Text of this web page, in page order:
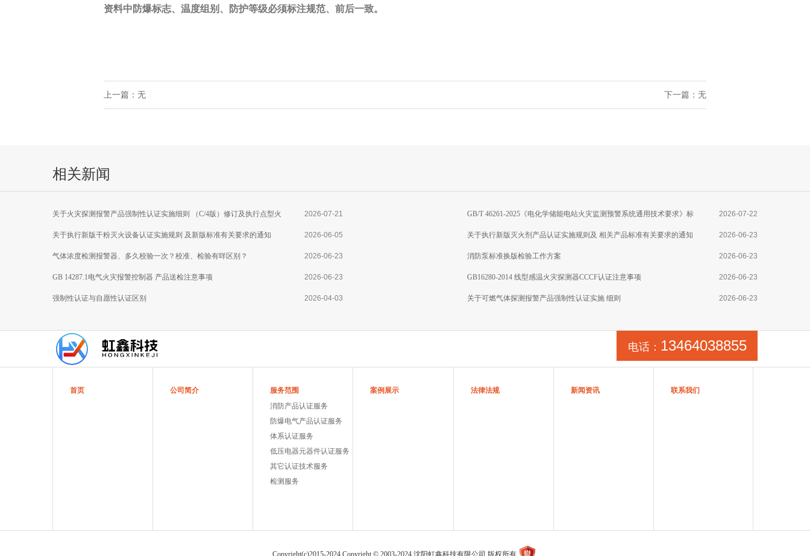
资料中 防爆标志、温度组别、防护等级必须标注规范、前后一致。
上一篇：无 下一篇：无
相关新闻
关于火灾探测报警产品强制性认证实施细则 （C/4版）修订及执行点型火
焰探测器产品新版 国家标准有关要求的通知
2026-07-21
关于执行新版干粉灭火设备认证实施规则 及新版标准有关要求的通知 2026-06-05
气体浓度检测报警器、多久校验一次？校准、检验有咩区别？ 2026-06-23
GB 14287.1电气火灾报警控制器 产品送检注意事项 2026-06-23
强制性认证与自愿性认证区别 2026-04-03
GB/T 46261-2025《电化学储能电站火灾监测预警系统通用技术要求》标
准分析
2026-07-22
关于执行新版灭火剂产品认证实施规则及 相关产品标准有关要求的通知 2026-06-23
消防泵标准换版检验工作方案 2026-06-23
GB16280-2014 线型感温火灾探测器CCCF认证注意事项 2026-06-23
关于可燃气体探测报警产品强制性认证实施 细则 2026-06-23
电话： 13464038855
首页 公司简介
服务范围
消防产品认证服务
防爆电气产品认证服务
体系认证服务
低压电器元器件认证服务
其它认证技术服务
检测服务
案例展示 法律法规 新闻资讯 联系我们
Copyright(c)2015-2024 Copyright © 2003-2024 沈阳虹鑫科技有限公司 版权所有